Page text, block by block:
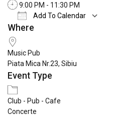
9:00 PM - 11:30 PM
Add To Calendar
Download ICS
Where
Music Pub
Piata Mica Nr.23, Sibiu
Event Type
Club - Pub - Cafe
Concerte